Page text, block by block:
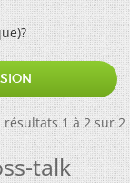
résultats 1 à 2 sur 2
talk